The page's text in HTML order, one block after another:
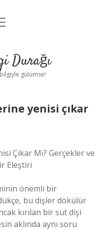
Durağı
gülümse!
yenisi çıkar
Çıkar Mı? Gerçekler ve
Eleştiri
önemli bir
bu dişler dökülür
kırılan bir süt dişi
aklında aynı soru